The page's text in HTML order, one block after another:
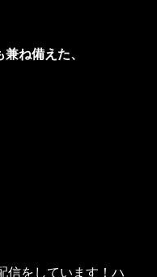
ね備えた、
信をしています！ハ